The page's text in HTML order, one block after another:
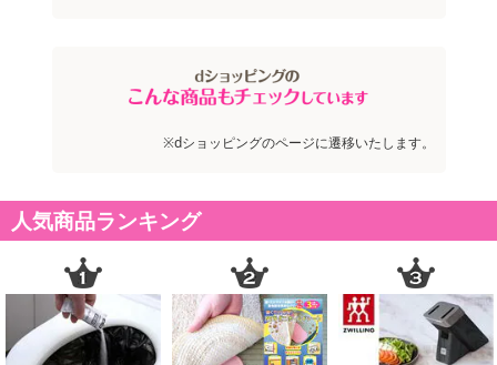
※dショッピングのページに遷移いたします。
人気商品ランキング